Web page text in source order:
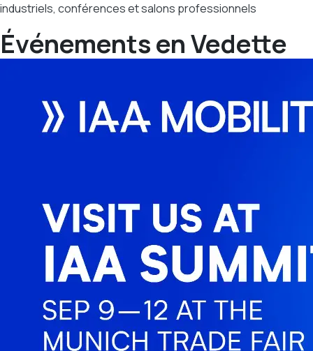
industriels, conférences et salons professionnels
Événements en Vedette